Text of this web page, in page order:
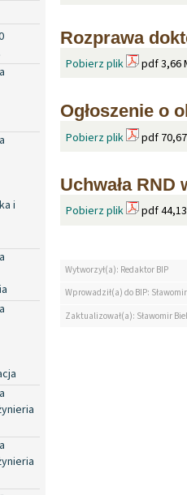
i
Rozprawa
Pobierz plik pdf 3,66
Ogłoszenie o
Pobierz plik pdf
Uchwała
Pobierz plik pdf
Wytworzył(a): Redaktor BIP
Wprowadził(a) do BIP:
Zaktualizował(a): Sławomir